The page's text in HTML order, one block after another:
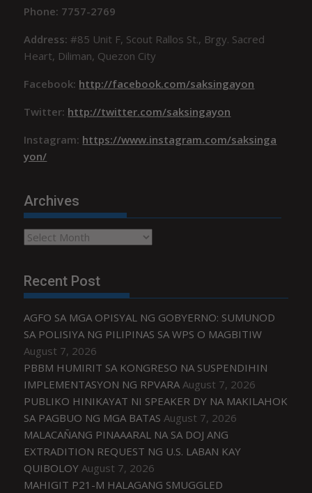
Phone: 7757-2769
Address:#85 Unit F, Scout Rallos St., Brgy. Sacred
Heart, Diliman, Quezon City
Facebook: http://facebook.com/saksingayon
Twitter: http://twitter.com/saksingayon
Instagram: https://www.instagram.com/saksinga
yon/
Archives
Archives
Recent Post
AGFO SA MGA OPISYAL NG GOBYERNO: SUMUNOD
SA POLISIYA NG PILIPINAS SA WPS O MAGBITIW
August 7, 2026
PBBM HUMIRIT SA KONGRESO NA SUSPENDIHIN
IMPLEMENTASYON NG RPVARA August 7, 2026
PUBLIKO HINIKAYAT NI SPEAKER DY NA MAKILAHOK
SA PAGBUO NG MGA BATAS August 7, 2026
MALACAÑANG PINAAARAL NA SA DOJ ANG
EXTRADITION REQUEST NG U.S. LABAN KAY
QUIBOLOY August 7, 2026
MAHIGIT P21-M HALAGANG SMUGGLED